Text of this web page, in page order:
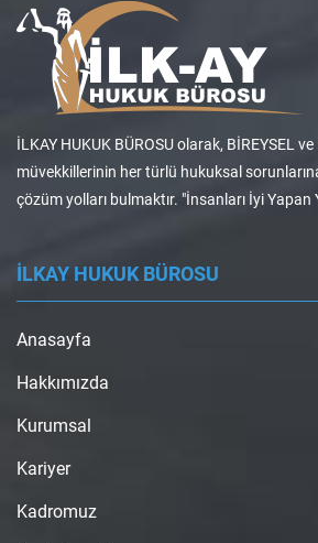
İLKAY HUKUK BÜROSU olarak, BİREYSEL
müvekkillerinin her türlü hukuksal
çözüm yolları bulmaktır. "İnsanları İyi Yapan
İLKAY HUKUK BÜROSU
Anasayfa
Hakkımızda
Kurumsal
Kariyer
Kadromuz